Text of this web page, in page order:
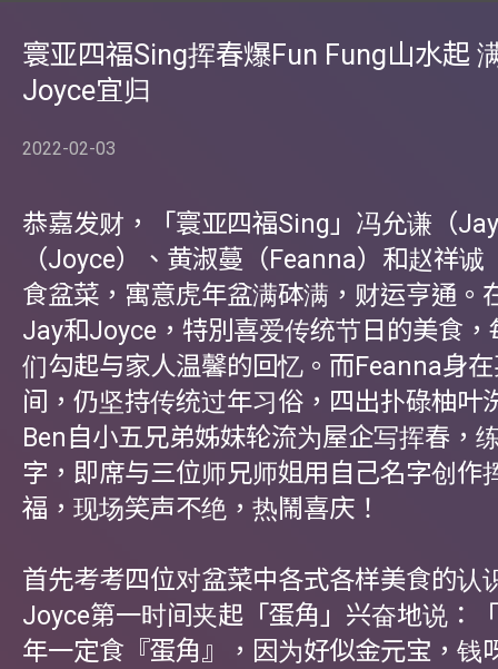
寰亚四福Sing挥春爆Fun Fung山水起
Joyce宜归
2022-02-03
恭嘉发财，「寰亚四福Sing」冯允谦（
（Joyce）、黄淑蔓（Feanna）和赵祥诚
食盆菜，寓意虎年盆满砵满，财运亨通。
Jay和Joyce，特別喜爱传统节日的美食，
们勾起与家人温馨的回忆。而Feanna身
间，仍坚持传统过年习俗，四出扑碌柚叶
Ben自小五兄弟姊妹轮流为屋企写挥春，
字，即席与三位师兄师姐用自己名字创作
福，现场笑声不绝，热鬧喜庆！
首先考考四位对盆菜中各式各样美食的认
Joyce第一时间夹起「蛋角」兴奋地说：
年一定食『蛋角』，因为好似金元宝，钱